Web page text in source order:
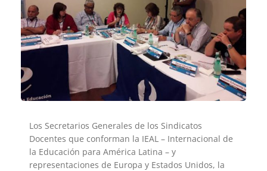
Los Secretarios Generales de los Sindicatos
Docentes que conforman la IEAL – Internacional de
la Educación para América Latina – y
representaciones de Europa y Estados Unidos, la